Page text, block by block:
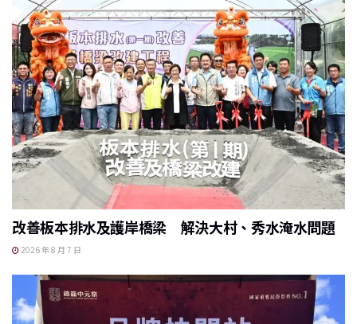
改善板本排水及護岸橋梁 解決大村、秀水淹水問題
2026 年 8 月 7 日